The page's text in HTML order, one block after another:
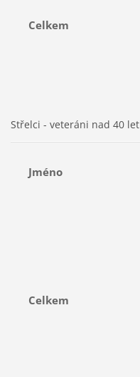
Celkem
Střelci - veteráni nad 40 let
Jméno
Celkem